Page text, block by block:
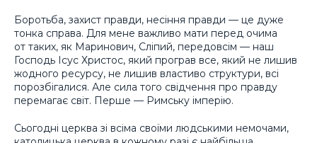
Боротьба, захист правди, несіння правди — це дуже
тонка справа. Для мене важливо мати перед очима
от таких, як Маринович, Сліпий, передовсім — наш
Господь Ісус Христос, який програв все, який не лишив
жодного ресурсу, не лишив властиво структури, всі
порозбігалися. Але сила того свідчення про правду
перемагає світ. Перше — Римську імперію.
Сьогодні церква зі всіма своїми людськими немочами,